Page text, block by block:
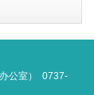
公室） 0737-